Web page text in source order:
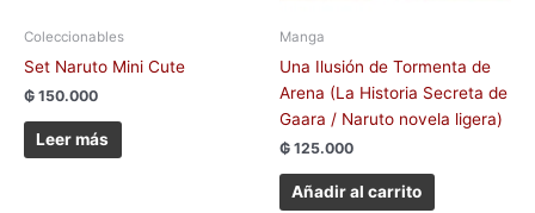
Coleccionables
Set Naruto Mini Cute
₲ 150.000
Leer más
Manga
Una Ilusión de Tormenta de
Arena (La Historia Secreta de
Gaara / Naruto novela ligera)
₲ 125.000
Añadir al carrito